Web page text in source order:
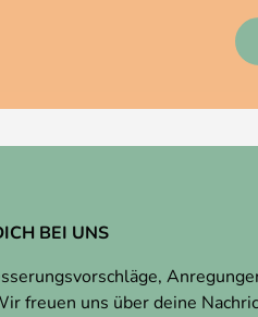
BEI UNS
freuen uns über deine